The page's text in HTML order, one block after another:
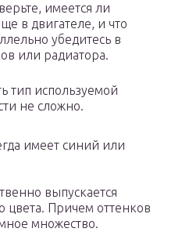
имеется ли
в двигателе, и что
убедитесь в
или радиатора.
тип используемой
не сложно.
имеет синий или
выпускается
цвета. Причем оттенков
множество.